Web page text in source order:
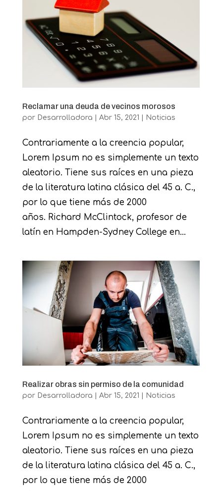
Reclamar una deuda de vecinos morosos
por Desarrolladora Abr 15, 2021 Noticias
Contrariamente a la creencia popular,
Lorem Ipsum no es simplemente un texto
aleatorio. Tiene sus raíces en una pieza
de la literatura latina clásica del 45 a. C.,
por lo que tiene más de 2000
años. Richard McClintock, profesor de
latín en Hampden-Sydney College en...
Realizar obras sin permiso de la comunidad
por Desarrolladora Abr 15, 2021 Noticias
Contrariamente a la creencia popular,
Lorem Ipsum no es simplemente un texto
aleatorio. Tiene sus raíces en una pieza
de la literatura latina clásica del 45 a. C.,
por lo que tiene más de 2000